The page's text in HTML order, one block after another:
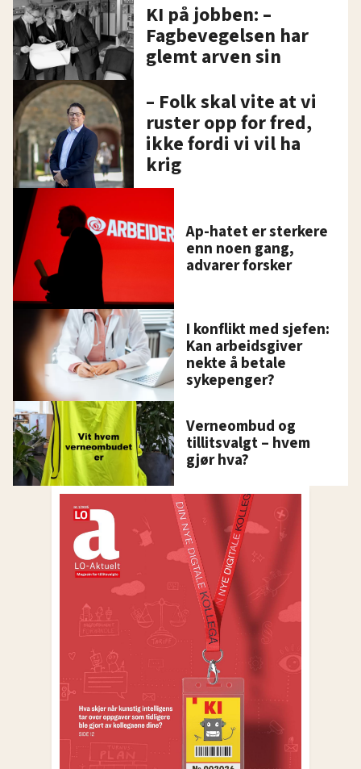
KI på jobben: –
Fagbevegelsen har
glemt arven sin
– Folk skal vite at vi
ruster opp for fred,
ikke fordi vi vil ha
krig
Ap-hatet er sterkere
enn noen gang,
advarer forsker
I konflikt med sjefen:
Kan arbeidsgiver
nekte å betale
sykepenger?
Verneombud og
tillitsvalgt – hvem
gjør hva?